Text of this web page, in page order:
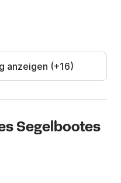
anzeigen (+16)
Segelbootes